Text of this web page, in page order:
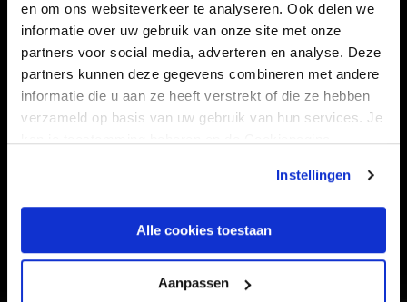
en om ons websiteverkeer te analyseren. Ook delen we
informatie over uw gebruik van onze site met onze
partners voor social media, adverteren en analyse. Deze
partners kunnen deze gegevens combineren met andere
informatie die u aan ze heeft verstrekt of die ze hebben
verzameld op basis van uw gebruik van hun services. Je
Instellingen
Alle cookies toestaan
Aanpassen
STADION
BUSINESS
Informatie
VERTROUWENSPERSOON